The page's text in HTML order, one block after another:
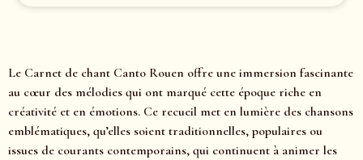
Le Carnet de chant Canto Rouen offre une immersion fascinante
au cœur des mélodies qui ont marqué cette époque riche en
créativité et en émotions. Ce recueil met en lumière des chansons
emblématiques, qu’elles soient traditionnelles, populaires ou
issues de courants contemporains, qui continuent à animer les